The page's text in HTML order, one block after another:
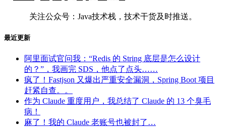
关注公众号：Java技术栈，技术干货及时推送。
最近更新
阿里面试官问我：“Redis 的 String 底层是怎么设计
的？”，我画完 SDS，他点了点头……
疯了！Fastjson 又爆出严重安全漏洞，Spring Boot 项目
赶紧自查。。
作为 Claude 重度用户，我总结了 Claude 的 13 个臭毛
病！
麻了！我的 Claude 老账号也被封了…